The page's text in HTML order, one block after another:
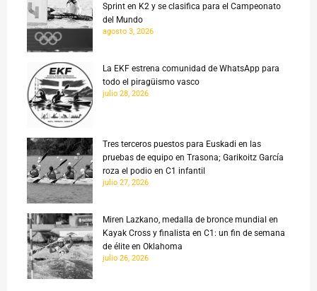
Sprint en K2 y se clasifica para el Campeonato
del Mundo
agosto 3, 2026
La EKF estrena comunidad de WhatsApp para
todo el piragüismo vasco
julio 28, 2026
Tres terceros puestos para Euskadi en las
pruebas de equipo en Trasona; Garikoitz García
roza el podio en C1 infantil
julio 27, 2026
Miren Lazkano, medalla de bronce mundial en
Kayak Cross y finalista en C1: un fin de semana
de élite en Oklahoma
julio 26, 2026